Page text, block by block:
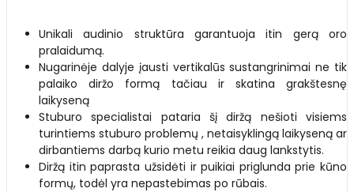
Unikali audinio struktūra garantuoja itin gerą oro
pralaidumą.
Nugarinėje dalyje įausti vertikalūs sustangrinimai ne tik
palaiko diržo formą tačiau ir skatina grakštesnę
laikyseną
Stuburo specialistai pataria šį diržą nešioti visiems
turintiems stuburo problemų , netaisyklingą laikyseną ar
dirbantiems darbą kurio metu reikia daug lankstytis.
Diržą itin paprasta užsidėti ir puikiai priglunda prie kūno
formų, todėl yra nepastebimas po rūbais.